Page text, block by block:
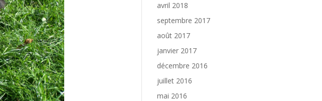
avril 2018
septembre 2017
août 2017
janvier 2017
décembre 2016
juillet 2016
mai 2016